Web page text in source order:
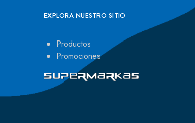
EXPLORA NUESTRO SITIO
Productos
Promociones